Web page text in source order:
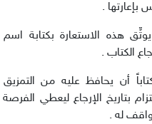
بإعارتها .
هذه الاستعارة بكتابة اسم
الكتاب .
أن يحافظ عليه من التمزيق
بتاريخ الإرجاع ليعطي الفرصة
له .